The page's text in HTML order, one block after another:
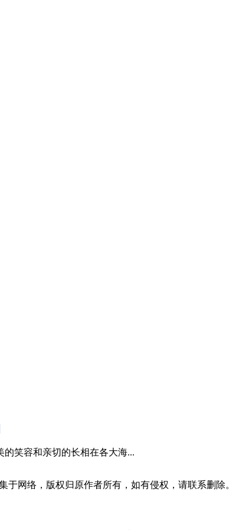
的笑容和亲切的长相在各大海...
于网络，版权归原作者所有，如有侵权，请联系删除。